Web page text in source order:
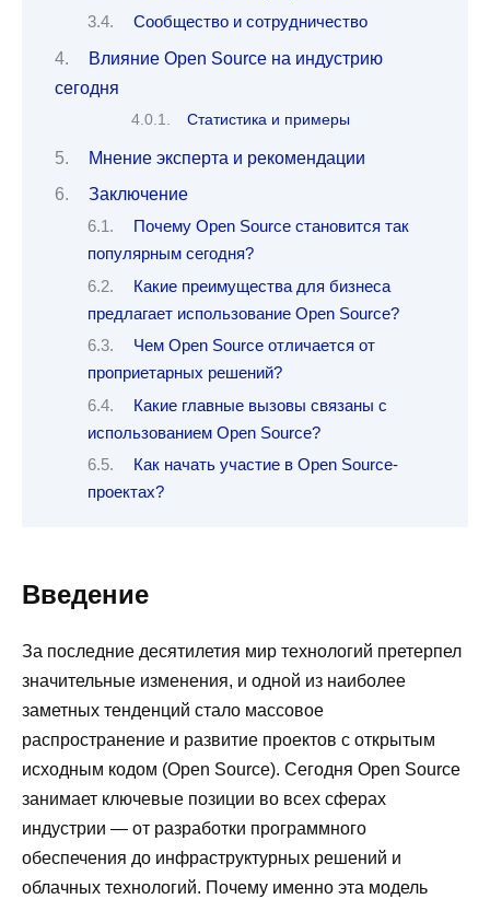
Сообщество и сотрудничество
Влияние Open Source на индустрию
сегодня
Статистика и примеры
Мнение эксперта и рекомендации
Заключение
Почему Open Source становится так
популярным сегодня?
Какие преимущества для бизнеса
предлагает использование Open Source?
Чем Open Source отличается от
проприетарных решений?
Какие главные вызовы связаны с
использованием Open Source?
Как начать участие в Open Source-
проектах?
Введение
За последние десятилетия мир технологий претерпел
значительные изменения, и одной из наиболее
заметных тенденций стало массовое
распространение и развитие проектов с открытым
исходным кодом (Open Source). Сегодня Open Source
занимает ключевые позиции во всех сферах
индустрии — от разработки программного
обеспечения до инфраструктурных решений и
облачных технологий. Почему именно эта модель